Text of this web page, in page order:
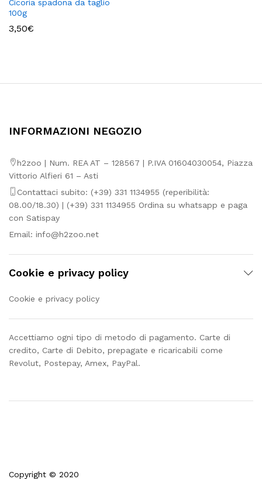
Cicoria spadona da taglio
100g
3,50€
INFORMAZIONI NEGOZIO
h2zoo | Num. REA AT – 128567 | P.IVA 01604030054, Piazza
Vittorio Alfieri 61 – Asti
Contattaci subito: (+39) 331 1134955 (reperibilità:
08.00/18.30) | (+39) 331 1134955 Ordina su whatsapp e paga
con Satispay
Email: info@h2zoo.net
Cookie e privacy policy
Cookie e privacy policy
Accettiamo ogni tipo di metodo di pagamento. Carte di
credito, Carte di Debito, prepagate e ricaricabili come
Revolut, Postepay, Amex, PayPal.
Copyright © 2020